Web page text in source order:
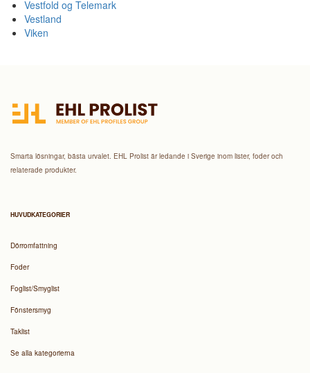
Vestfold og Telemark
Vestland
Viken
Smarta lösningar, bästa urvalet. EHL Prolist är ledande i Sverige inom lister, foder och
relaterade produkter.
HUVUDKATEGORIER
Dörromfattning
Foder
Foglist/Smyglist
Fönstersmyg
Taklist
Se alla kategorierna